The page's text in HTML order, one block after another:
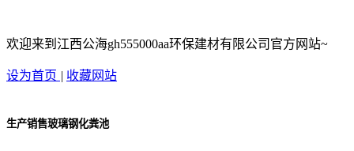
欢迎来到江西公海gh555000aa环保建材有限公司官方网站~
设为首页 | 收藏网站
生产销售玻璃钢化粪池